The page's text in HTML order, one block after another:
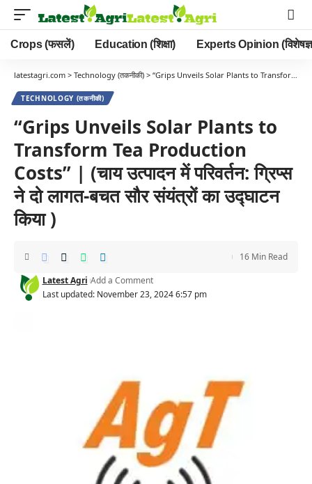
Crops (फसलें) Education (शिक्षा) Experts Opinion (विशेषज्ञ
latestagri.com > Technology (तकनीकी) > “Grips Unveils Solar Plants to Transform Tea Production Costs” | (चाय उत्पादन में परिवर्तन: ग्रिप्स ने दो लागत-बचत सौर संयंत्रों का उद्घाटन किया )
TECHNOLOGY (तकनीकी)
“Grips Unveils Solar Plants to
Transform Tea Production
Costs” | (चाय उत्पादन में परिवर्तन: ग्रिप्स
ने दो लागत-बचत सौर संयंत्रों का उद्घाटन
किया )
Last updated: November 23, 2024 6:57 pm
Latest Agri Add a Comment
16 Min Read